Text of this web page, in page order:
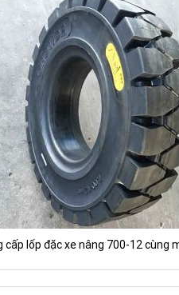
cấp lốp đặc xe nâng 700-12 cùng